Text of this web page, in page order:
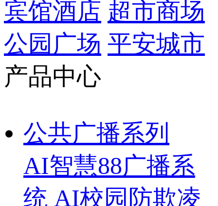
宾馆酒店 超市商场
公园广场 平安城市
产品中心
公共广播系列
AI智慧88广播系
统 AI校园防欺凌